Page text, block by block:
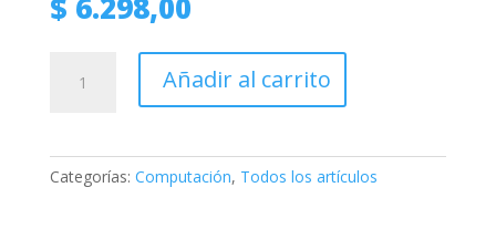
RECARGABLE
Añadir al carrito
Categorías: Computación, Todos los artículos